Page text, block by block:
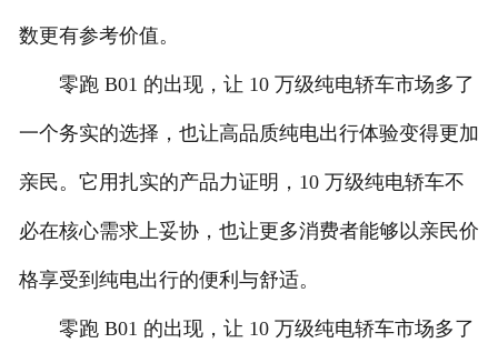
数更有参考价值。
零跑 B01 的出现，让 10 万级纯电轿车市场多了
一个务实的选择，也让高品质纯电出行体验变得更加
亲民。它用扎实的产品力证明，10 万级纯电轿车不
必在核心需求上妥协，也让更多消费者能够以亲民价
格享受到纯电出行的便利与舒适。
零跑 B01 的出现，让 10 万级纯电轿车市场多了